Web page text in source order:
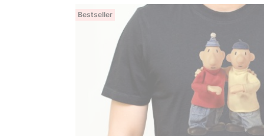
Bestseller